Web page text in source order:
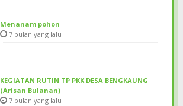
Menanam pohon
7 bulan yang lalu
KEGIATAN RUTIN TP PKK DESA BENGKAUNG
(Arisan Bulanan)
7 bulan yang lalu